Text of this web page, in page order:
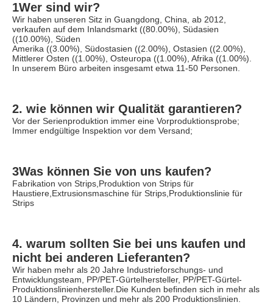
1Wer sind wir?
Wir haben unseren Sitz in Guangdong, China, ab 2012,
verkaufen auf dem Inlandsmarkt ((80.00%), Südasien
((10.00%), Süden
Amerika ((3.00%), Südostasien ((2.00%), Ostasien ((2.00%),
Mittlerer Osten ((1.00%), Osteuropa ((1.00%), Afrika ((1.00%).
In unserem Büro arbeiten insgesamt etwa 11-50 Personen.
2. wie können wir Qualität garantieren?
Vor der Serienproduktion immer eine Vorproduktionsprobe;
Immer endgültige Inspektion vor dem Versand;
3Was können Sie von uns kaufen?
Fabrikation von Strips,Produktion von Strips für
Haustiere,Extrusionsmaschine für Strips,Produktionslinie für
Strips
4. warum sollten Sie bei uns kaufen und
nicht bei anderen Lieferanten?
Wir haben mehr als 20 Jahre Industrieforschungs- und
Entwicklungsteam, PP/PET-Gürtelhersteller, PP/PET-Gürtel-
Produktionslinienhersteller.Die Kunden befinden sich in mehr als
10 Ländern, Provinzen und mehr als 200 Produktionslinien.